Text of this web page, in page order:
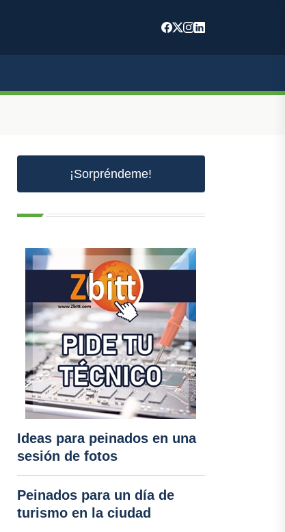
¡Sorpréndeme!
Ideas para peinados en una
sesión de fotos
Peinados para un día de
turismo en la ciudad